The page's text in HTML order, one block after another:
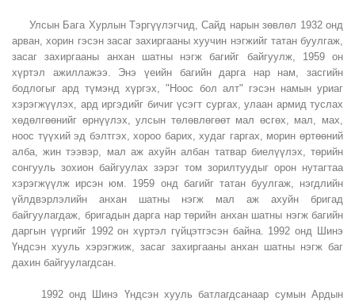
Улсын Бага Хурлын Тэргүүлэгчид, Сайд нарын зөвлөл 1932 онд
арван, хорин гэсэн засаг захиргааны хуучин нэгжийг татан буулгаж,
засаг захиргааны анхан шатны нэгж багийг байгуулж, 1959 он
хүртэл ажиллажээ. Энэ үеийн багийн дарга нар нам, засгийн
бодлогыг ард түмэнд хүргэх, "Ноос бол алт" гэсэн намын уриаг
хэрэгжүүлэх, ард иргэдийг бичиг үсэгт сургах, улаан армид туслах
хөдөлгөөнийг өрнүүлэх, улсын төлөвлөгөөт мал өсгөх, мал, мах,
ноос түүхий эд бэлтгэх, хороо барих, худаг гаргах, морин өртөөний
алба, жин тээвэр, мал аж ахуйн албан татвар биелүүлэх, төрийн
сонгууль зохион байгуулах зэрэг том зорилтуудыг орон нутагтаа
хэрэгжүүлж ирсэн юм. 1959 онд багийг татан буулгаж, нэгдлийн
үйлдвэрлэлийн анхан шатны нэгж мал аж ахуйн бригад
байгуулагдаж, бригадын дарга нар төрийн анхан шатны нэгж багийн
даргын үүргийг 1992 он хүртэл гүйцэтгэсэн байна. 1992 онд Шинэ
Үндсэн хууль хэрэгжиж, засаг захиргааны анхан шатны нэгж баг
дахин байгуулагдсан.
1992 онд Шинэ Үндсэн хууль батлагдсанаар сумын Ардын